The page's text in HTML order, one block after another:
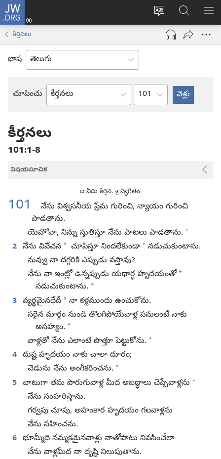
JW.ORG
సైట్
భాష
మార్చండి
లాగిన్
(కొత్త
ఓపెన్‌
JW.ORGలో
వెదకండి
కీర్తనలు
భాష
చూపించు
బైబిలు
అధ్యాయం
కీర్తనలు
101:1-8
విషయసూచిక
దావీదు కీర్తన. శ్రావ్యగీతం.
101
నేను విశ్వసనీయ ప్రేమ గురించి, న్యాయం గురించి
పాడతాను.
యెహోవా, నిన్ను స్తుతిస్తూ నేను పాటలు పాడతాను. *
2 నేను వివేచన * చూపిస్తూ నిందలేకుండా * నడుచుకుంటాను.
నువ్వు నా దగ్గరికి ఎప్పుడు వస్తావు?
నేను నా ఇంట్లో ఉన్నప్పుడు యథార్థ హృదయంతో *
నడుచుకుంటాను. +
3 వ్యర్థమైనదేదీ * నా కళ్లముందు ఉంచుకోను.
సరైన మార్గం నుండి తొలగిపోయేవాళ్ల పనులంటే నాకు
అసహ్యం. +
వాళ్లతో నేను ఎలాంటి పొత్తూ పెట్టుకోను. *
4 దుష్ట హృదయం నాకు చాలా దూరం;
చెడును నేను అంగీకరించను. *
5 చాటుగా తమ పొరుగువాళ్ల మీద అబద్ధాలు చెప్పేవాళ్లను +
నేను సంహరిస్తాను.
గర్వపు చూపు, అహంకార హృదయం గలవాళ్లను
నేను సహించను.
6 భూమ్మీది నమ్మకమైనవాళ్లు నాతోపాటు నివసించేలా
నేను వాళ్లమీద నా దృష్టి నిలుపుతాను.